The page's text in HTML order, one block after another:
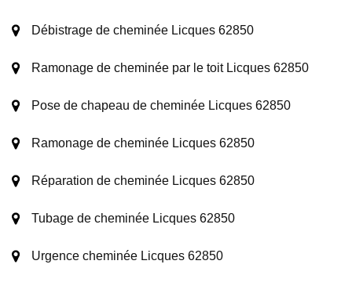
Débistrage de cheminée Licques 62850
Ramonage de cheminée par le toit Licques 62850
Pose de chapeau de cheminée Licques 62850
Ramonage de cheminée Licques 62850
Réparation de cheminée Licques 62850
Tubage de cheminée Licques 62850
Urgence cheminée Licques 62850